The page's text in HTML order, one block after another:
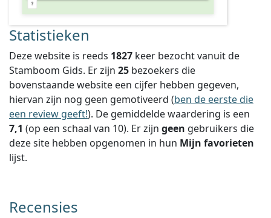
Statistieken
Deze website is reeds 1827 keer bezocht vanuit de
Stamboom Gids. Er zijn 25 bezoekers die
bovenstaande website een cijfer hebben gegeven,
hiervan zijn nog geen gemotiveerd (ben de eerste die
een review geeft!). De gemiddelde waardering is een
7,1 (op een schaal van 10). Er zijn geen gebruikers die
deze site hebben opgenomen in hun Mijn favorieten
lijst.
Recensies